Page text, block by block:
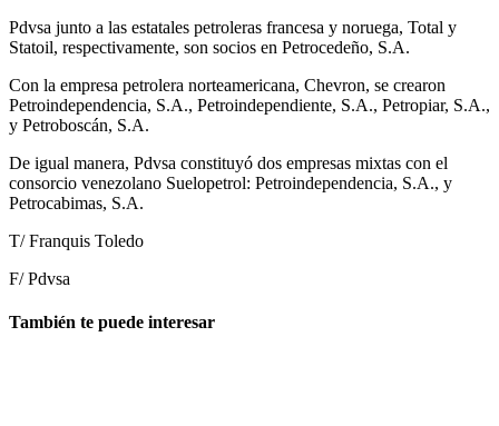
Pdvsa junto a las estatales petroleras francesa y noruega, Total y
Statoil, respectivamente, son socios en Petrocedeño, S.A.
Con la empresa petrolera norteamericana, Chevron, se crearon
Petroindependencia, S.A., Petroindependiente, S.A., Petropiar, S.A.,
y Petroboscán, S.A.
De igual manera, Pdvsa constituyó dos empresas mixtas con el
consorcio venezolano Suelopetrol: Petroindependencia, S.A., y
Petrocabimas, S.A.
T/ Franquis Toledo
F/ Pdvsa
También te puede interesar